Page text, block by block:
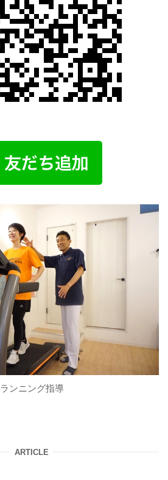
ランニング指導
ARTICLE